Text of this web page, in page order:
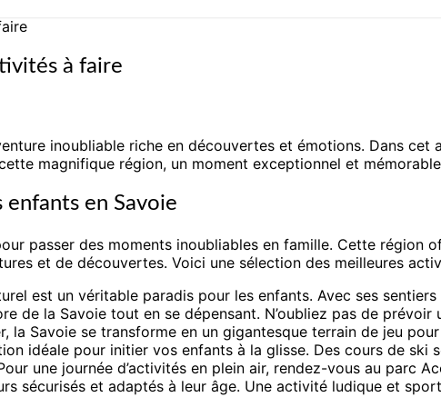
à faire
inoubliable riche en découvertes et émotions. Dans
magnifique région, un moment exceptionnel et
enfants en Savoie
passer des moments inoubliables en famille. Cette région
et de découvertes. Voici une sélection des meilleures
est un véritable paradis pour les enfants. Avec ses
de la Savoie tout en se dépensant. N’oubliez pas de
la Savoie se transforme en un gigantesque terrain de jeu
idéale pour initier vos enfants à la glisse. Des cours de ski
une journée d’activités en plein air, rendez-vous au parc
sécurisés et adaptés à leur âge. Une activité ludique et